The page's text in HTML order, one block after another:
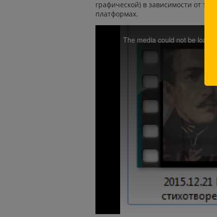
графической) в зависимости от
платформах.
The media could not be